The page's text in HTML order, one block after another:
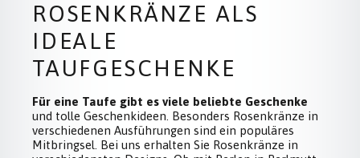
SALE
ROSENKRÄNZE ALS
IDEALE
TAUFGESCHENKE
Für eine Taufe gibt es viele beliebte Geschenke
und tolle Geschenkideen. Besonders Rosenkränze in
verschiedenen Ausführungen sind ein populäres
Mitbringsel. Bei uns erhalten Sie Rosenkränze in